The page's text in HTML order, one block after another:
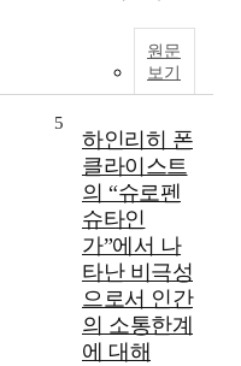
원문
보기
5
하인리히 폰
클라이스트
의 “슈로펜
슈타인
가”에서 나
타난 비극성
으로서 인간
의 소통한계
에 대해